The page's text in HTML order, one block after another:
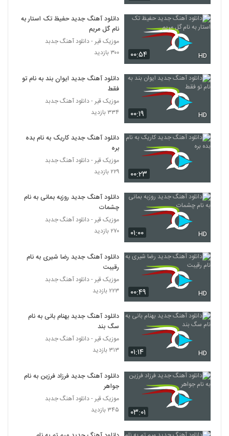
4298
آهنگ علی تیرمایه بنام علاقه
۴۵۹ بازدید
دانلود آهنگ حمید فتح الله زاده آیون
4300
آهنگ زندونی از احسان سر کرده(پاپ)
آهنگ برگرد از اهورا جاوید(پاپ)
۲۷۴ بازدید
دانلود آهنگ احساس بد از حمید رضا رضایی
4303
دانلود آهنگ جدید و زیبای هومن حدادی با نام
نرو
۲۹۸ بازدید
4304
دانلود آهنگ عارف محمدی رفت (Aref
Mohamadi Raft)
۳۹۴ بازدید
Saavar Sigar)
4306
دانلود آهنگ دردانه از رضا نصیری
۳۶۱ بازدید
دانلود آهنگ جدید و زیبای داود حیدریان با نام
تو که باشی (به همراه تو که باشی)
۳۱۱ بازدید
۰۰:۵۴ HD
دانلود آهنگ جدید حفیظ تک استار به
نام گل مریم
موزیک قیر - دانلود آهنگ جدبد
۳۰۰ بازدید
۰۰:۱۹ HD
دانلود آهنگ جدید ایوان بند به نام تو
فقط
موزیک قیر - دانلود آهنگ جدبد
۳۳۴ بازدید
۰۰:۲۳
دانلود آهنگ جدید کاریک به نام بده
بره
موزیک قیر - دانلود آهنگ جدبد
۲۲۹ بازدید
۰۱:۰۰ HD
دانلود آهنگ جدید روزبه بمانی به نام
چشمات
موزیک قیر - دانلود آهنگ جدبد
۲۷۰ بازدید
۰۰:۴۹ HD
دانلود آهنگ جدید رضا شیری به نام
رقیبت
موزیک قیر - دانلود آهنگ جدبد
۲۲۳ بازدید
۰۱:۱۴ HD
دانلود آهنگ جدید بهنام بانی به نام
سگ بند
موزیک قیر - دانلود آهنگ جدبد
۳۱۳ بازدید
۰۳:۰۱
دانلود آهنگ جدید فرزاد فرزین به نام
جواهر
موزیک قیر - دانلود آهنگ جدبد
۳۴۵ بازدید